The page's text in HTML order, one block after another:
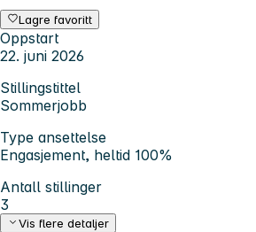
Lagre favoritt
Oppstart
22. juni 2026
Stillingstittel
Sommerjobb
Type ansettelse
Engasjement, heltid 100%
Antall stillinger
3
Vis flere detaljer